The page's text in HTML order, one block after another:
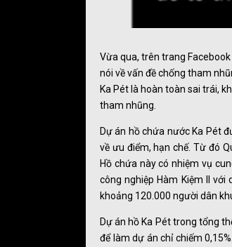
Vừa qua, trên trang
nói về vấn đề chống tham
Ka Pét là hoàn toàn sai trái,
tham nhũng.
Dự án hồ chứa nước Ka Pét
về ưu điểm, hạn chế. Từ đó
Hồ chứa này có nhiệm vụ
công nghiệp Hàm Kiệm II
khoảng 120.000 người dân
Dự án hồ Ka Pét trong tổng
để làm dự án chỉ chiếm